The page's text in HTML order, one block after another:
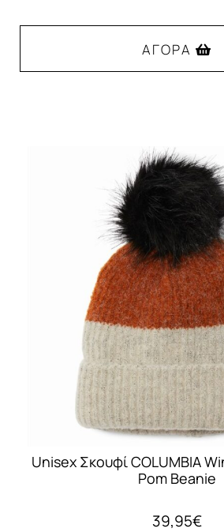
ΑΓΟΡΆ
Unisex Σκουφί COLUMBIA
Pom Beanie
39,95€